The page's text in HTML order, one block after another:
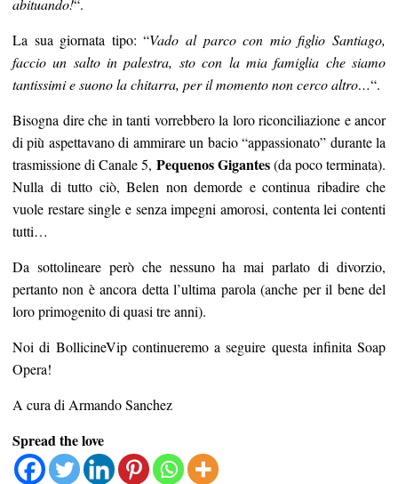
abituando!“.
La sua giornata tipo: “Vado al parco con mio figlio Santiago,
faccio un salto in palestra, sto con la mia famiglia che siamo
tantissimi e suono la chitarra, per il momento non cerco altro…“.
Bisogna dire che in tanti vorrebbero la loro riconciliazione e ancor
di più aspettavano di ammirare un bacio “appassionato” durante la
trasmissione di Canale 5, Pequenos Gigantes(da poco terminata).
Nulla di tutto ciò, Belen non demorde e continua ribadire che
vuole restare single e senza impegni amorosi, contenta lei contenti
tutti…
Da sottolineare però che nessuno ha mai parlato di divorzio,
pertanto non è ancora detta l’ultima parola (anche per il bene del
loro primogenito di quasi tre anni).
Noi di BollicineVip continueremo a seguire questa infinita Soap
Opera!
A cura di Armando Sanchez
Spread the love